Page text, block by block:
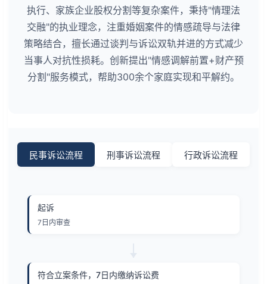
执行、家族企业股权分割等复杂案件，秉持"情理法
交融"的执业理念，注重婚姻案件的情感疏导与法律
策略结合，擅长通过谈判与诉讼双轨并进的方式减少
当事人对抗性损耗。创新提出"情感调解前置+财产预
分割"服务模式，帮助300余个家庭实现和平解约。
民事诉讼流程 刑事诉讼流程 行政诉讼流程
起诉
7日内审查
符合立案条件，7日内缴纳诉讼费